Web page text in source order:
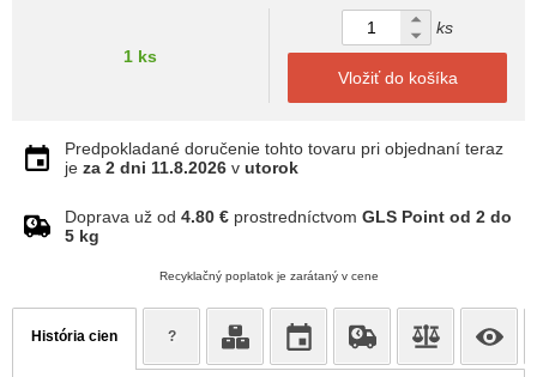
1 ks
ks
Vložiť do košíka
Predpokladané doručenie tohto tovaru pri objednaní teraz
je za 2 dni 11.8.2026 v utorok
Doprava už od 4.80 € prostredníctvom GLS Point od 2 do
5 kg
Recyklačný poplatok je zarátaný v cene
História cien ?